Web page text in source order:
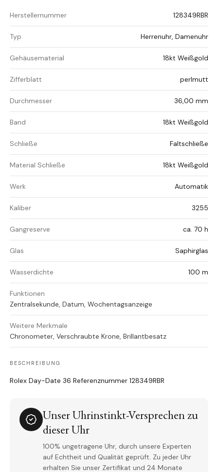
Herstellernummer 128349RBR
Typ Herrenuhr, Damenuhr
Gehäusematerial 18kt Weißgold
Zifferblatt perlmutt
Durchmesser 36,00 mm
Band 18kt Weißgold
Schließe Faltschließe
Material Schließe 18kt Weißgold
Werk Automatik
Kaliber 3255
Gangreserve ca. 70 h
Glas Saphirglas
Wasserdichte 100 m
Funktionen
Zentralsekunde, Datum, Wochentagsanzeige
Weitere Merkmale
Chronometer, Verschraubte Krone, Brillantbesatz
BESCHREIBUNG
Rolex Day-Date 36 Referenznummer 128349RBR
Unser Uhrinstinkt-Versprechen zu
dieser Uhr
100% ungetragene Uhr, durch unsere Experten
auf Echtheit und Qualität geprüft. Zu jeder Uhr
erhalten Sie unser Zertifikat und 24 Monate